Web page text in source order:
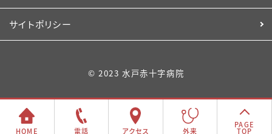
サイトポリシー
© 2023 水戸赤十字病院
HOME 電話 アクセス 外来
PAGE
TOP